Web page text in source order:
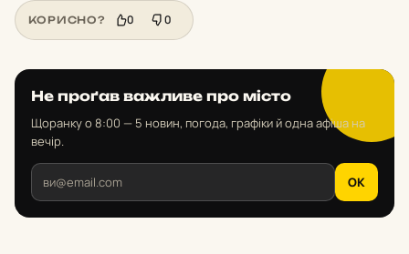
КОРИСНО? 0 0
Не проґав важливе про місто
Щоранку о 8:00 — 5 новин, погода, графіки й одна афіша на
вечір.
OK